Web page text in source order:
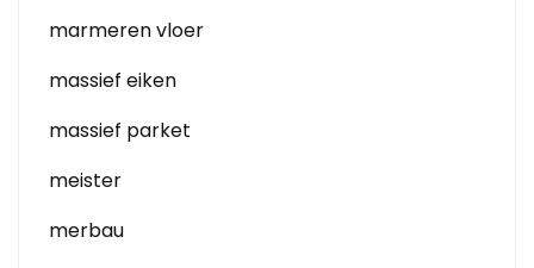
marmeren vloer
massief eiken
massief parket
meister
merbau